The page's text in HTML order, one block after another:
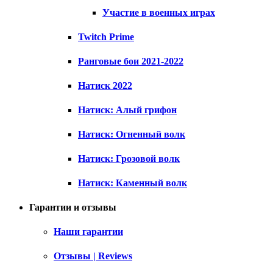
Участие в военных играх
Twitch Prime
Ранговые бои 2021-2022
Натиск 2022
Натиск: Алый грифон
Натиск: Огненный волк
Натиск: Грозовой волк
Натиск: Каменный волк
Гарантии и отзывы
Наши гарантии
Отзывы | Reviews